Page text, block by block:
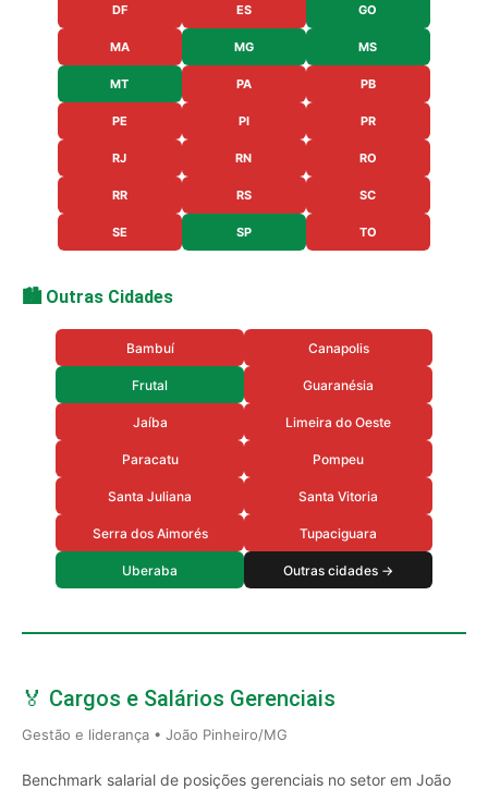
DF ES GO
MA MG MS
MT PA PB
PE PI PR
RJ RN RO
RR RS SC
SE SP TO
🏙️ Outras Cidades
Bambuí Canapolis
Frutal Guaranésia
Jaíba Limeira do Oeste
Paracatu Pompeu
Santa Juliana Santa Vitoria
Serra dos Aimorés Tupaciguara
Uberaba Outras cidades →
🏅 Cargos e Salários Gerenciais
Gestão e liderança • João Pinheiro/MG
Benchmark salarial de posições gerenciais no setor em João